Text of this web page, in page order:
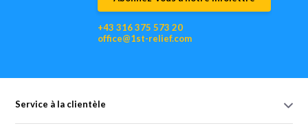
+43 316 375 573 20
office@1st-relief.com
Service à la clientèle